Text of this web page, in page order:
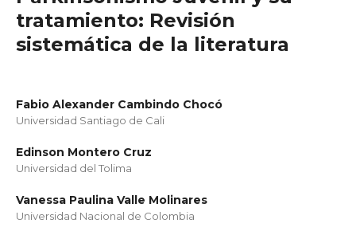
tratamiento: Revisión
sistemática de la literatura
Fabio Alexander Cambindo Chocó
Universidad Santiago de Cali
Edinson Montero Cruz
Universidad del Tolima
Vanessa Paulina Valle Molinares
Universidad Nacional de Colombia